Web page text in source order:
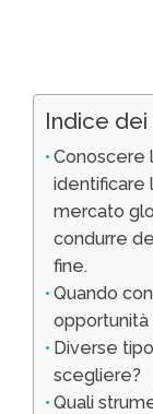
Indice
identificare
mercato
condurre
fine.
Quando
opportunità
Diverse
scegliere?
Quali